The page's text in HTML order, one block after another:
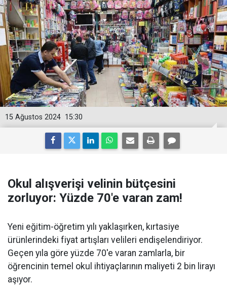
15:30
15 Ağustos 2024
Okul alışverişi velinin bütçesini
zorluyor: Yüzde 70'e varan zam!
Yeni eğitim-öğretim yılı yaklaşırken, kırtasiye
ürünlerindeki fiyat artışları velileri endişelendiriyor.
Geçen yıla göre yüzde 70'e varan zamlarla, bir
öğrencinin temel okul ihtiyaçlarının maliyeti 2 bin lirayı
aşıyor.